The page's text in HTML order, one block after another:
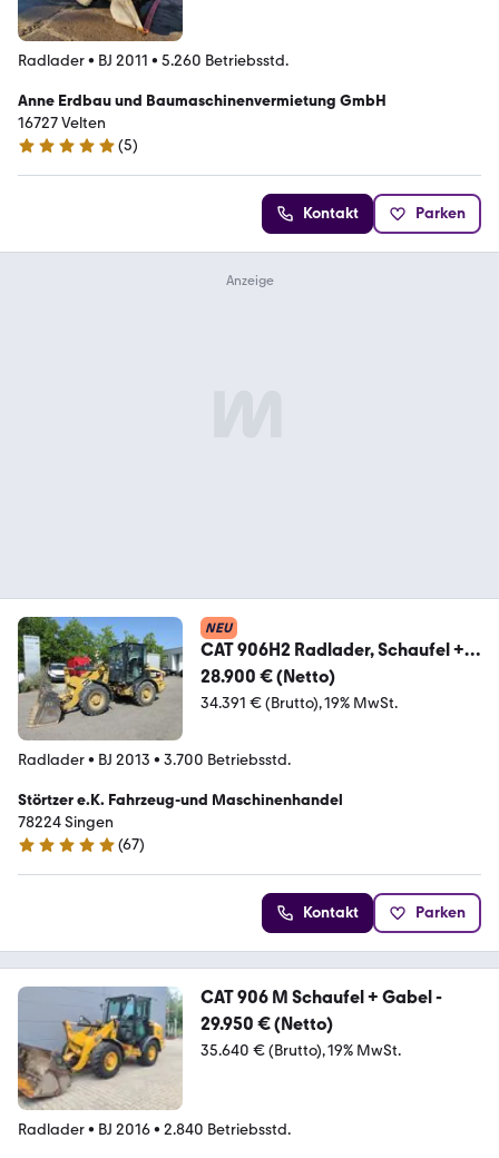
Radlader• BJ 2011 • 5.260 Betriebsstd.
Anne Erdbau und Baumaschinenvermietung GmbH
16727 Velten
5 Sterne
(5)
Kontakt Parken
NEU
CAT 906H2 Radlader, Schaufel +
Gabel
28.900 € (Netto)
34.391 € (Brutto) 19% MwSt.
Radlader• BJ 2013 • 3.700 Betriebsstd.
Störtzer e.K. Fahrzeug-und Maschinenhandel
78224 Singen
4.9 Sterne
(67)
Kontakt Parken
CAT 906 M Schaufel + Gabel -
29.950 € (Netto)
35.640 € (Brutto) 19% MwSt.
Radlader• BJ 2016• 2.840 Betriebsstd.